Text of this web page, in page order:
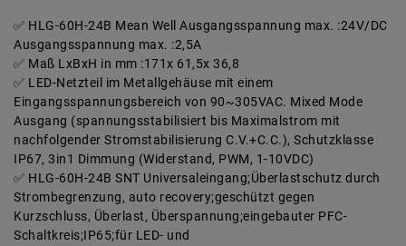
HLG-60H-24B Mean Well Ausgangsspannung max. :24V/DC
Ausgangsspannung max. :2,5A
Maß LxBxH in mm :171x 61,5x 36,8
LED-Netzteil im Metallgehäuse mit einem
Eingangsspannungsbereich von 90~305VAC. Mixed Mode
Ausgang (spannungsstabilisiert bis Maximalstrom mit
nachfolgender Stromstabilisierung C.V.+C.C.), Schutzklasse
IP67, 3in1 Dimmung (Widerstand, PWM, 1-10VDC)
HLG-60H-24B SNT Universaleingang;Überlastschutz durch
Strombegrenzung, auto recovery;geschützt gegen
Kurzschluss, Überlast, Überspannung;eingebauter PFC-
Schaltkreis;IP65;für LED- und